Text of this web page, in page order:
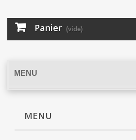
Panier (vide)
MENU
MENU